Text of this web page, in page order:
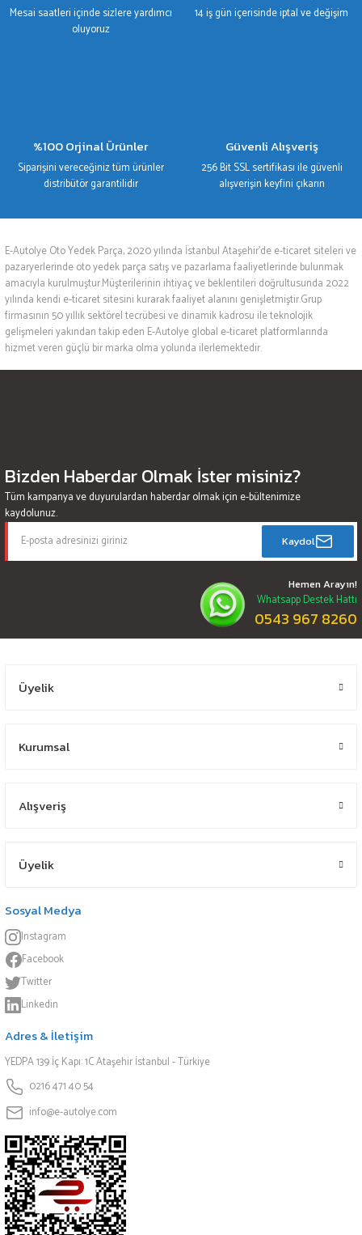
Mesai saatleri içinde sizlere yardımcı
oluyoruz
14 iş gün içerisinde iptal ve değişim
%100 Orjinal Ürünler
Siparişini vereceğiniz tüm ürünler
distribütör garantilidir
Güvenli Alışveriş
256 Bit SSL sertifikası ile güvenli
alışverişin keyfini çıkarın
E-Autolye Oto Yedek Parça, 2020 yılında İstanbul Ataşehir’de e-ticaret siteleri ve
pazaryerlerinde oto yedek parça satış ve pazarlama faaliyetlerinde bulunmak
amacıyla kurulmuştur.Müşterilerinin ihtiyaç ve beklentileri doğrultusunda 2022
yılında kendi e-ticaret sitesini kurarak faaliyet alanını genişletmiştir.Grup
firmasının 50 yıllık sektörel tecrübesi ve dinamik kadrosu ile teknolojik
gelişmeleri yakından takip eden E-Autolye global e-ticaret platformlarında
hizmet veren güçlü bir marka olma yolunda ilerlemektedir.
Bizden Haberdar Olmak İster misiniz?
Tüm kampanya ve duyurulardan haberdar olmak için e-bültenimize
kaydolunuz.
Kaydol
Hemen Arayın!
Whatsapp Destek Hattı
0543 967 8260
Üyelik
Kurumsal
Alışveriş
Üyelik
Sosyal Medya
Instagram
Facebook
Twitter
Linkedin
Adres & İletişim
YEDPA 139 İç Kapı: 1C Ataşehir İstanbul - Türkiye
0216 471 40 54
info@e-autolye.com